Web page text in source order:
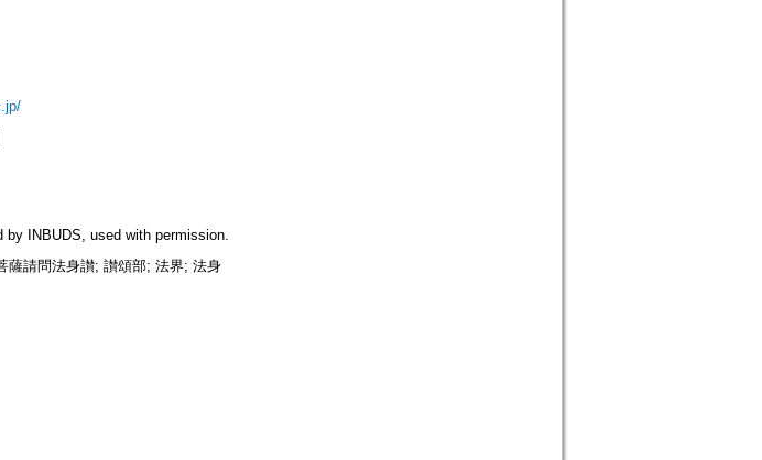
by INBUDS, used with permission.
薩請問法身讃; 讃頌部; 法界; 法身